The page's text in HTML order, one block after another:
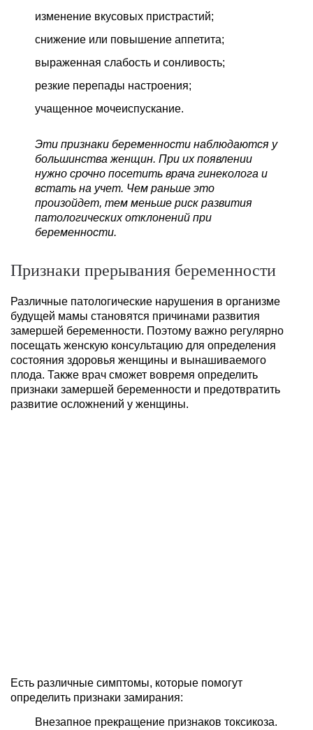
изменение вкусовых пристрастий;
снижение или повышение аппетита;
выраженная слабость и сонливость;
резкие перепады настроения;
учащенное мочеиспускание.
Эти признаки беременности наблюдаются у
большинства женщин. При их появлении
нужно срочно посетить врача гинеколога и
встать на учет. Чем раньше это
произойдет, тем меньше риск развития
патологических отклонений при
беременности.
Признаки прерывания беременности
Различные патологические нарушения в организме
будущей мамы становятся причинами развития
замершей беременности. Поэтому важно регулярно
посещать женскую консультацию для определения
состояния здоровья женщины и вынашиваемого
плода. Также врач сможет вовремя определить
признаки замершей беременности и предотвратить
развитие осложнений у женщины.
Есть различные симптомы, которые помогут
определить признаки замирания:
Внезапное прекращение признаков токсикоза.